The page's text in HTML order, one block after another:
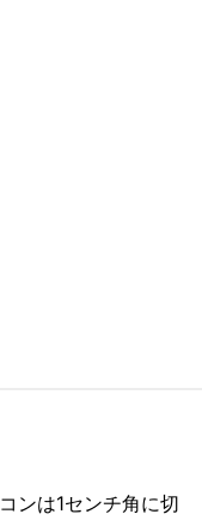
ンは1センチ角に切